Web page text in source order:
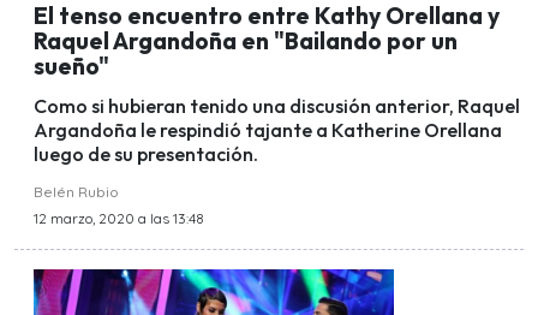
El tenso encuentro entre Kathy Orellana y
Raquel Argandoña en "Bailando por un
sueño"
Como si hubieran tenido una discusión anterior, Raquel
Argandoña le respindió tajante a Katherine Orellana
luego de su presentación.
Belén Rubio
12 marzo, 2020 a las 13:48